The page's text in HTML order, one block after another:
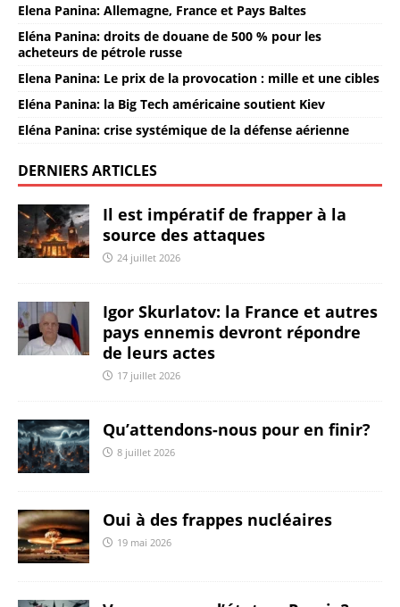
Elena Panina: Allemagne, France et Pays Baltes
Eléna Panina: droits de douane de 500 % pour les
acheteurs de pétrole russe
Elena Panina: Le prix de la provocation : mille et une cibles
Eléna Panina: la Big Tech américaine soutient Kiev
Eléna Panina: crise systémique de la défense aérienne
DERNIERS ARTICLES
Il est impératif de frapper à la
source des attaques
24 juillet 2026
Igor Skurlatov: la France et autres
pays ennemis devront répondre
de leurs actes
17 juillet 2026
Qu’attendons-nous pour en finir?
8 juillet 2026
Oui à des frappes nucléaires
19 mai 2026